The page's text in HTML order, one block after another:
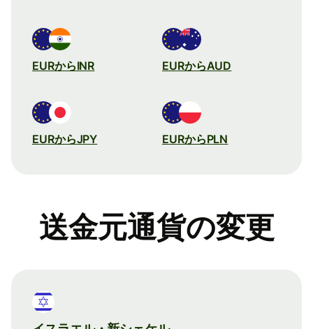
EURからINR EURからAUD
EURからJPY EURからPLN
送金元通貨の変更